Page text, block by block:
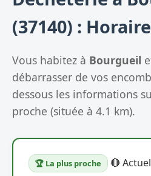
(37140) :
Vous habitez à Bourgueil
débarrasser de vos
dessous les informations
proche (située à 4.1 km).
🏆 La plus proche 🔴